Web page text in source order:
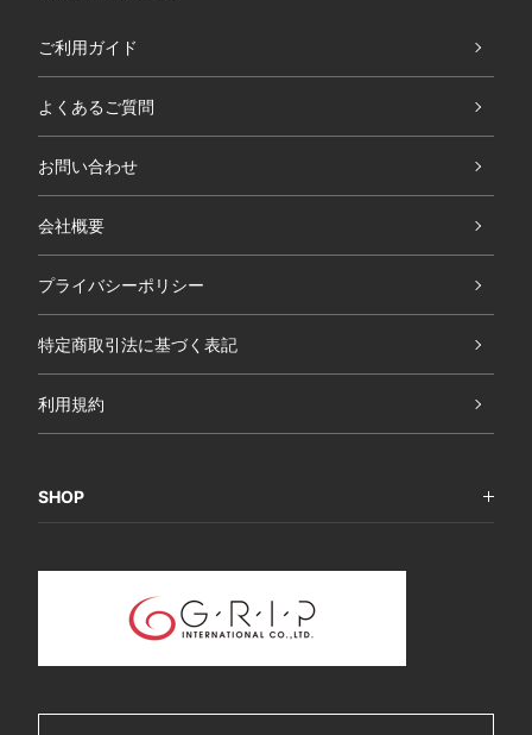
ご利用ガイド
よくあるご質問
お問い合わせ
会社概要
プライバシーポリシー
特定商取引法に基づく表記
利用規約
SHOP